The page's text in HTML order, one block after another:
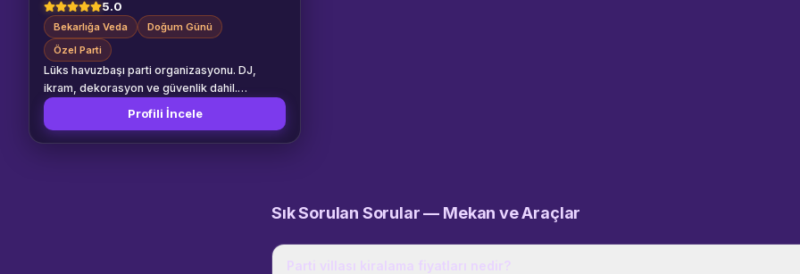
5.0
Bekarlığa Veda
Doğum Günü
Özel Parti
Lüks havuzbaşı parti organizasyonu. DJ,
ikram, dekorasyon ve güvenlik dahil.
Bekarlığa veda, doğum günü ve özel partiler.
Profili İncele
Sık Sorulan Sorular — Mekan ve Araçlar
Parti villası kiralama fiyatları nedir?